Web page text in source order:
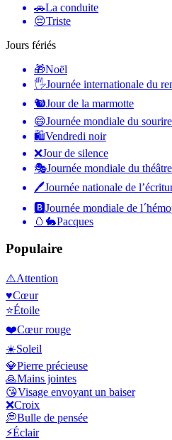
🚗La conduite
😔Triste
Jours fériés
🎁Noël
🖐Journée internationale du
🐿Jour de la marmotte
😄Journée mondiale du sourire
🛍Vendredi noir
❌Jour de silence
🎭Journée mondiale du théâtre
🖊Journée nationale de
🅱️Journée mondiale de
🥚🐇Pacques
Populaire
⚠️Attention
♥️Cœur
⭐Étoile
❤️Cœur rouge
☀️Soleil
💎Pierre précieuse
🙏Mains jointes
😘Visage envoyant un baiser
❌Croix
💭Bulle de pensée
⚡Éclair